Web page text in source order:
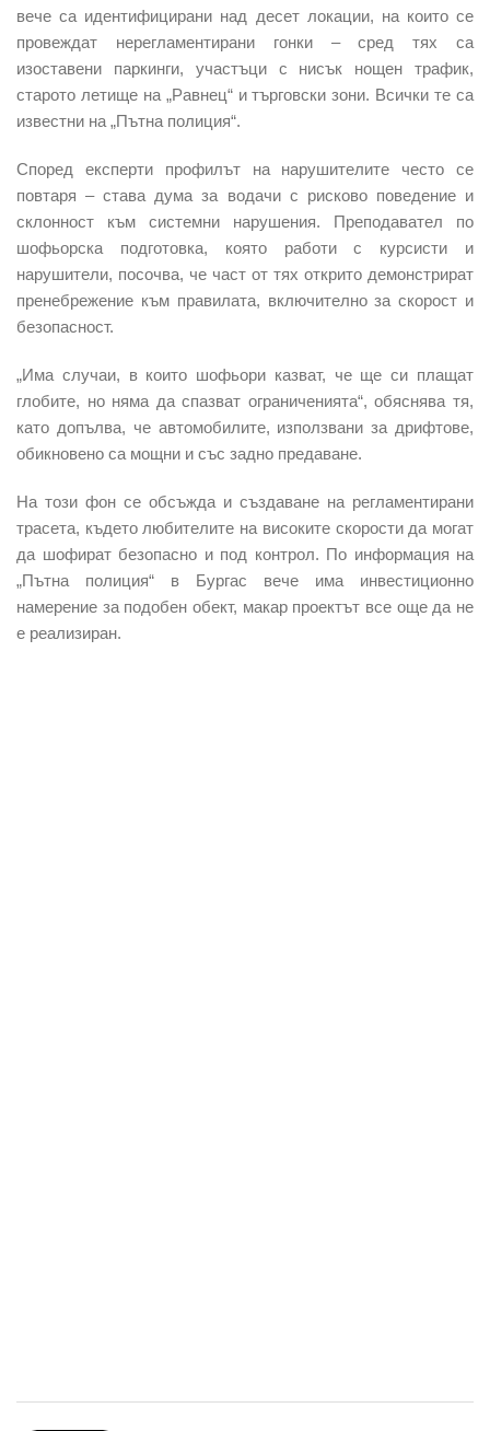
вече са идентифицирани над десет локации, на които се
провеждат нерегламентирани гонки – сред тях са
изоставени паркинги, участъци с нисък нощен трафик,
старото летище на „Равнец“ и търговски зони. Всички те са
известни на „Пътна полиция“.
Според експерти профилът на нарушителите често се
повтаря – става дума за водачи с рисково поведение и
склонност към системни нарушения. Преподавател по
шофьорска подготовка, която работи с курсисти и
нарушители, посочва, че част от тях открито демонстрират
пренебрежение към правилата, включително за скорост и
безопасност.
„Има случаи, в които шофьори казват, че ще си плащат
глобите, но няма да спазват ограниченията“, обяснява тя,
като допълва, че автомобилите, използвани за дрифтове,
обикновено са мощни и със задно предаване.
На този фон се обсъжда и създаване на регламентирани
трасета, където любителите на високите скорости да могат
да шофират безопасно и под контрол. По информация на
„Пътна полиция“ в Бургас вече има инвестиционно
намерение за подобен обект, макар проектът все още да не
е реализиран.